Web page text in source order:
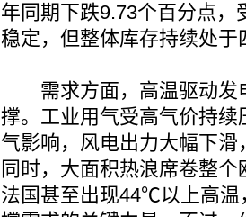
年同期下跌9.73个百分点
稳定，但整体库存持续处
需求方面，高温驱动发
撑。工业用气受高气价持
气影响，风电出力大幅下
同时，大面积热浪席卷整
法国甚至出现44℃以上高温